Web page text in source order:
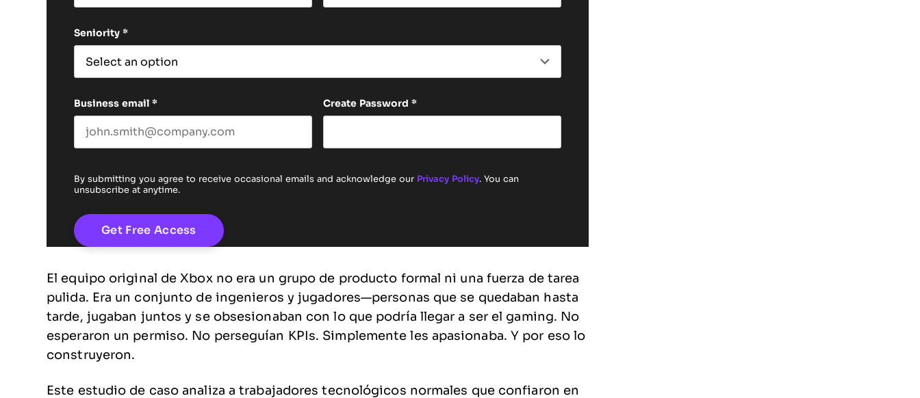
Seniority *
Business email * Create Password *
By submitting you agree to receive occasional emails and acknowledge our Privacy Policy. You can
unsubscribe at anytime.
El equipo original de Xbox no era un grupo de producto formal ni una fuerza de tarea
pulida. Era un conjunto de ingenieros y jugadores—personas que se quedaban hasta
tarde, jugaban juntos y se obsesionaban con lo que podría llegar a ser el gaming. No
esperaron un permiso. No perseguían KPIs. Simplemente les apasionaba. Y por eso lo
construyeron.
Este estudio de caso analiza a trabajadores tecnológicos normales que confiaron en